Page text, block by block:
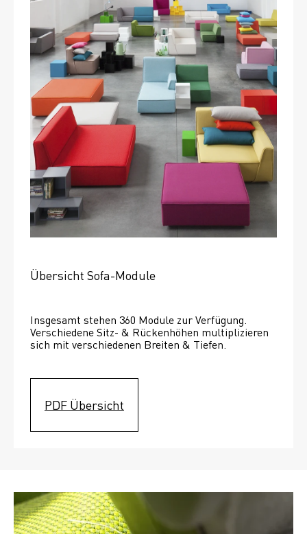
Übersicht Sofa-Module
Insgesamt stehen 360 Module zur Verfügung.
Verschiedene Sitz- & Rückenhöhen multiplizieren
sich mit verschiedenen Breiten & Tiefen.
PDF Übersicht